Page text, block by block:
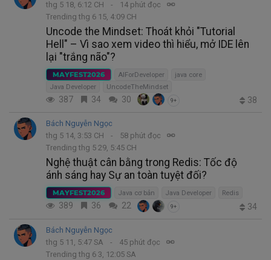
thg 5 18, 6:12 CH
14 phút đọc
Trending thg 6 15, 4:09 CH
Uncode the Mindset: Thoát khỏi "Tutorial
Hell" – Vì sao xem video thì hiểu, mở IDE lên
lại "trắng não"?
MAYFEST2026 AIForDeveloper
java core
Java Developer
UncodeTheMindset
387 34 30 9+ 38
Bách Nguyễn Ngọc
thg 5 14, 3:53 CH
58 phút đọc
Trending thg 5 29, 5:45 CH
Nghệ thuật cân bằng trong Redis: Tốc độ
ánh sáng hay Sự an toàn tuyệt đối?
MAYFEST2026 Java cơ bản Java Developer Redis
389 36 22 9+ 34
Bách Nguyễn Ngọc
thg 5 11, 5:47 SA
45 phút đọc
Trending thg 6 3, 12:05 SA